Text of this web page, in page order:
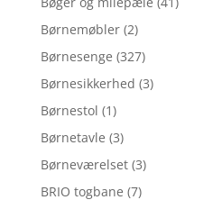
Børnemøbler (2)
Børnesenge (327)
Børnesikkerhed (3)
Børnestol (1)
Børnetavle (3)
Børneværelset (3)
BRIO togbane (7)